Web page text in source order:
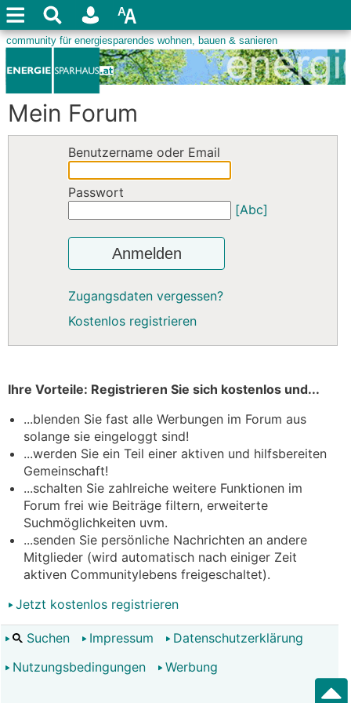
Mein Forum
Benutzername oder Email
Passwort
[Abc]
Anmelden
Zugangsdaten vergessen?
Kostenlos registrieren
Ihre Vorteile: Registrieren Sie sich kostenlos und...
...blenden Sie fast alle Werbungen im Forum aus
solange sie eingeloggt sind!
...werden Sie ein Teil einer aktiven und hilfsbereiten
Gemeinschaft!
...schalten Sie zahlreiche weitere Funktionen im
Forum frei wie Beiträge filtern, erweiterte
Suchmöglichkeiten uvm.
...senden Sie persönliche Nachrichten an andere
Mitglieder (wird automatisch nach einiger Zeit
aktiven Communitylebens freigeschaltet).
Jetzt kostenlos registrieren
Suchen Impressum
Datenschutzerklärung
Nutzungsbedingungen
Werbung